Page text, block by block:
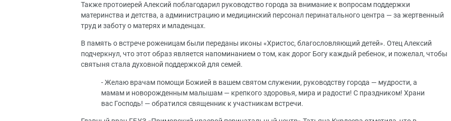
Также протоиерей Алексий поблагодарил руководство города за внимание к вопросам поддержки
материнства и детства, а администрацию и медицинский персонал перинатального центра — за жертвенный
труд и заботу о матерях и младенцах.
В память о встрече роженицам были переданы иконы «Христос, благословляющий детей». Отец Алексий
подчеркнул, что этот образ является напоминанием о том, как дорог Богу каждый ребенок, и пожелал, чтобы
святыня стала духовной поддержкой для семей.
- Желаю врачам помощи Божией в вашем святом служении, руководству города — мудрости, а
мамам и новорожденным малышам — крепкого здоровья, мира и радости! С праздником! Храни
вас Господь! — обратился священник к участникам встречи.